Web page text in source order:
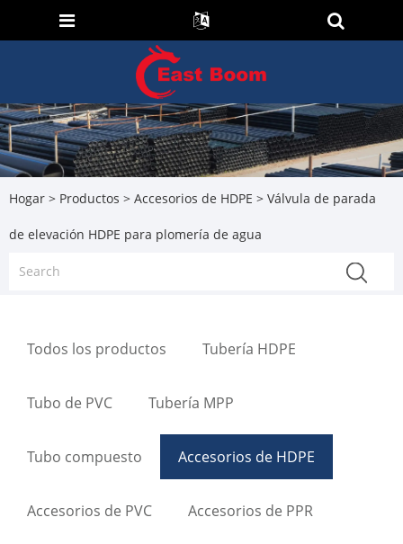
Hogar > Productos > Accesorios de HDPE > Válvula de parada
de elevación HDPE para plomería de agua
Todos los productos Tubería HDPE
Tubo de PVC Tubería MPP
Tubo compuesto Accesorios de HDPE
Accesorios de PVC Accesorios de PPR